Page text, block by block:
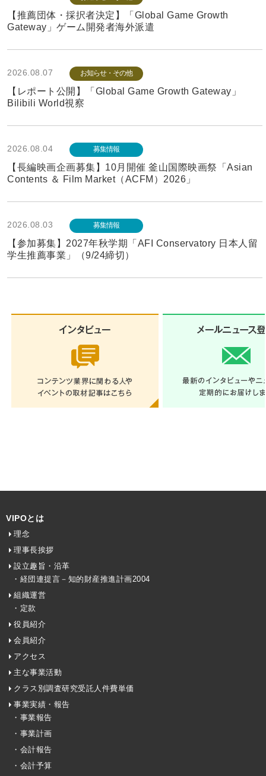
【推薦団体・採択者決定】「Global Game Growth
Gateway」ゲーム開発者海外派遣
2026.08.07 お知らせ・その他
【レポート公開】「Global Game Growth Gateway」
Bilibili World視察
2026.08.04 募集情報
【長編映画企画募集】10月開催 釜山国際映画祭「Asian
Contents ＆ Film Market（ACFM）2026」
2026.08.03 募集情報
【参加募集】2027年秋学期「AFI Conservatory 日本人留
学生推薦事業」（9/24締切）
VIPOとは
理念
理事長挨拶
設立趣旨・沿革
・経団連提言－知的財産推進計画2004
組織運営
・定款
役員紹介
会員紹介
アクセス
主な事業活動
クラス別調査研究受託人件費単価
事業実績・報告
・事業報告
・事業計画
・会計報告
・会計予算